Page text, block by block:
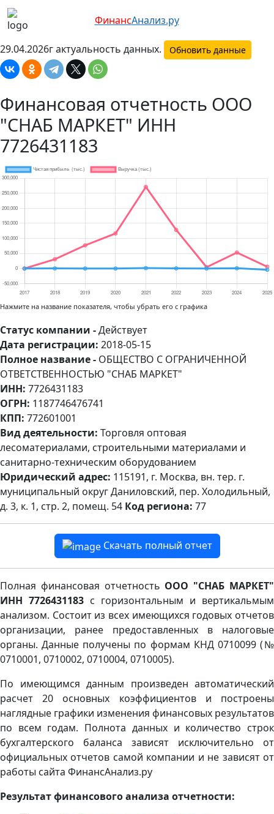
ФинансАнализ.ру
29.04.2026г актуальность данных. Обновить данные
Финансовая отчетность ООО
"СНАБ МАРКЕТ" ИНН
7726431183
Нажмите на название показателя, чтобы убрать его с графика
Статус компании -Действует
Дата регистрации: 2018-05-15
Полное название - ОБЩЕСТВО С ОГРАНИЧЕННОЙ
ОТВЕТСТВЕННОСТЬЮ "СНАБ МАРКЕТ"
ИНН: 7726431183
ОГРН: 1187746476741
КПП: 772601001
Вид деятельности: Торговля оптовая
лесоматериалами, строительными материалами и
санитарно-техническим оборудованием
Юридический адрес: 115191, г. Москва, вн. тер. г.
муниципальный округ Даниловский, пер. Холодильный,
д. 3, к. 1, стр. 2, помещ. 54 Код региона: 77
Скачать полный отчет
Полная финансовая отчетность ООО "СНАБ МАРКЕТ"
ИНН 7726431183 с горизонтальным и вертикальмым
анализом. Состоит из всех имеющихся годовых отчетов
организации, ранее предоставленных в налоговые
органы. Данные получены по формам КНД 0710099 (№
0710001, 0710002, 0710004, 0710005).
По имеющимся данным произведен автоматический
расчет 20 основных коэффициентов и построены
наглядные графики изменения финансовых результатов
по всем годам. Полнота данных и количество строк
бухгалтерского баланса зависят исключительно от
официальных отчетов самой компании и не зависят от
работы сайта ФинансАнализ.ру
Результат финансового анализа отчетности: